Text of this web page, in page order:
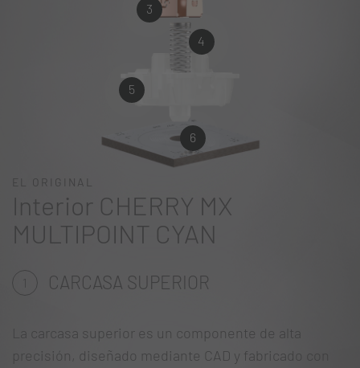
3
4
5
6
EL ORIGINAL
Interior CHERRY MX
MULTIPOINT CYAN
1 CARCASA SUPERIOR
La carcasa superior es un componente de alta
precisión, diseñado mediante CAD y fabricado con